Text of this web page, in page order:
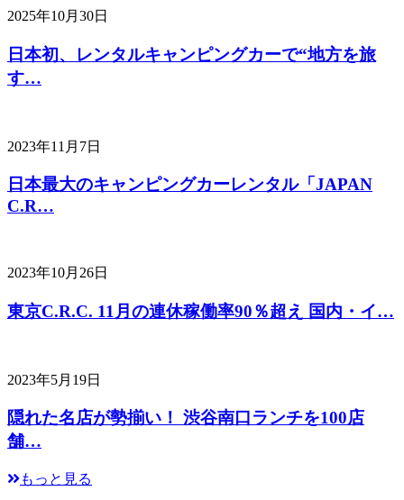
2025年10月30日
日本初、レンタルキャンピングカーで“地方を旅
す…
2023年11月7日
日本最大のキャンピングカーレンタル「JAPAN
C.R…
2023年10月26日
東京C.R.C. 11月の連休稼働率90％超え 国内・イ…
2023年5月19日
隠れた名店が勢揃い！ 渋谷南口ランチを100店
舗…
もっと見る